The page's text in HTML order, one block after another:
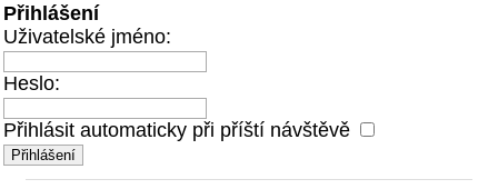
Přihlášení
Uživatelské jméno:
Heslo:
Přihlásit automaticky při příští návštěvě